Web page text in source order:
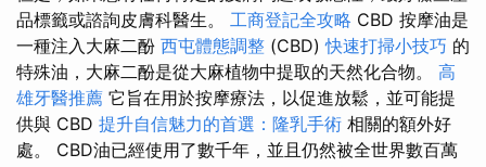
品標籤或諮詢皮膚科醫生。 工商登記全攻略 CBD 按摩油是
一種注入大麻二酚 西屯體態調整 (CBD)快速打掃小技巧 的
特殊油，大麻二酚是從大麻植物中提取的天然化合物。 高
雄牙醫推薦 它旨在用於按摩療法，以促進放鬆，並可能提
供與 CBD 提升自信魅力的首選：隆乳手術 相關的額外好
處。 CBD油已經使用了數千年，並且仍然被全世界數百萬